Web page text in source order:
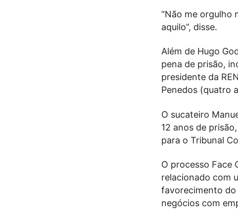
“Não me orgulho
aquilo”, disse.
Além de Hugo
pena de prisão,
presidente da
Penedos (quatro
O sucateiro
12 anos de
para o Tribunal
O processo Face
relacionado com
favorecimento do
negócios com